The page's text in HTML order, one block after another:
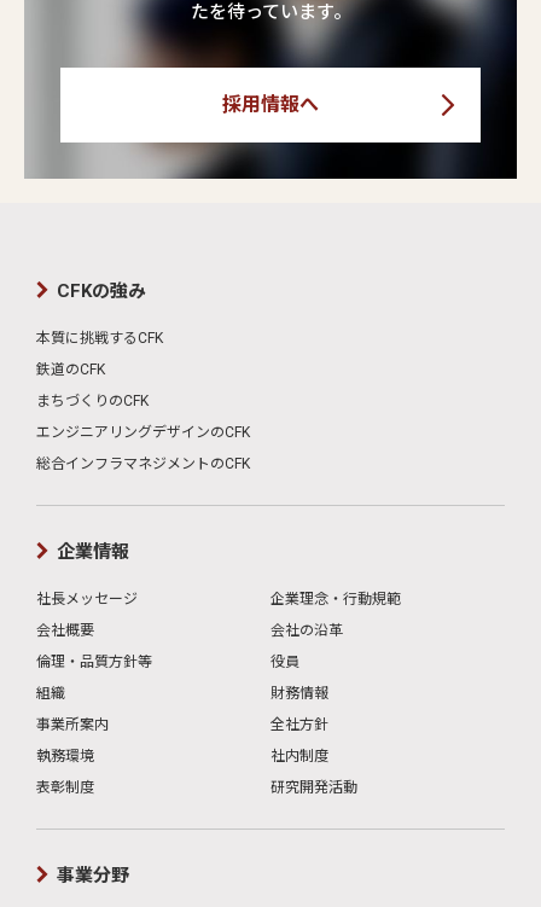
たを待っています。
採用情報へ
CFKの強み
本質に挑戦するCFK
鉄道のCFK
まちづくりのCFK
エンジニアリングデザインのCFK
総合インフラマネジメントのCFK
企業情報
社長メッセージ
企業理念・行動規範
会社概要
会社の沿革
倫理・品質方針等
役員
組織
財務情報
事業所案内
全社方針
執務環境
社内制度
表彰制度
研究開発活動
事業分野